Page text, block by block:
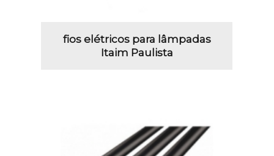
fios elétricos para lâmpadas
Itaim Paulista